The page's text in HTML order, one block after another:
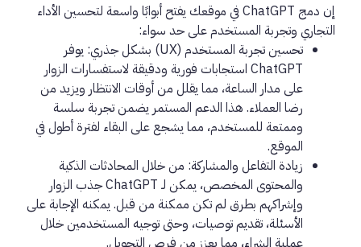
إن دمج ChatGPT في موقعك يفتح أبوابًا واسعة لتحسين الأداء
التجاري وتجربة المستخدم على حد سواء:
تحسين تجربة المستخدم (UX) بشكل جذري:
يوفر
ChatGPT استجابات فورية ودقيقة لاستفسارات الزوار
على مدار الساعة، مما يقلل من أوقات الانتظار ويزيد من
رضا العملاء. هذا الدعم المستمر يضمن تجربة سلسة
وممتعة للمستخدم، مما يشجع على البقاء لفترة أطول في
الموقع.
زيادة التفاعل والمشاركة: من خلال المحادثات الذكية
والمحتوى المخصص، يمكن لـ ChatGPT جذب الزوار
وإشراكهم بطرق لم تكن ممكنة من قبل. يمكنه الإجابة على
الأسئلة، تقديم توصيات، وحتى توجيه المستخدمين خلال
عملية الشراء، مما يعزز من فرص التحويل.